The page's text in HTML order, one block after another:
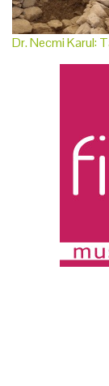
Dr. Necmi Karul: